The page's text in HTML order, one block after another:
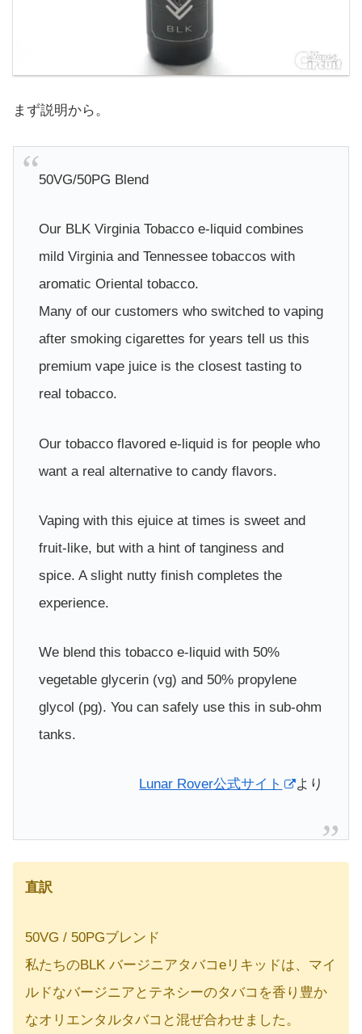
まず説明から。
50VG/50PG Blend
Our BLK Virginia Tobacco e-liquid combines
mild Virginia and Tennessee tobaccos with
aromatic Oriental tobacco.
Many of our customers who switched to vaping
after smoking cigarettes for years tell us this
premium vape juice is the closest tasting to
real tobacco.
Our tobacco flavored e-liquid is for people who
want a real alternative to candy flavors.
Vaping with this ejuice at times is sweet and
fruit-like, but with a hint of tanginess and
spice. A slight nutty finish completes the
experience.
We blend this tobacco e-liquid with 50%
vegetable glycerin (vg) and 50% propylene
glycol (pg). You can safely use this in sub-ohm
tanks.
Lunar Rover公式サイト より
直訳
50VG / 50PGブレンド
私たちのBLK バージニアタバコeリキッドは、マイ
ルドなバージニアとテネシーのタバコを香り豊か
なオリエンタルタバコと混ぜ合わせました。